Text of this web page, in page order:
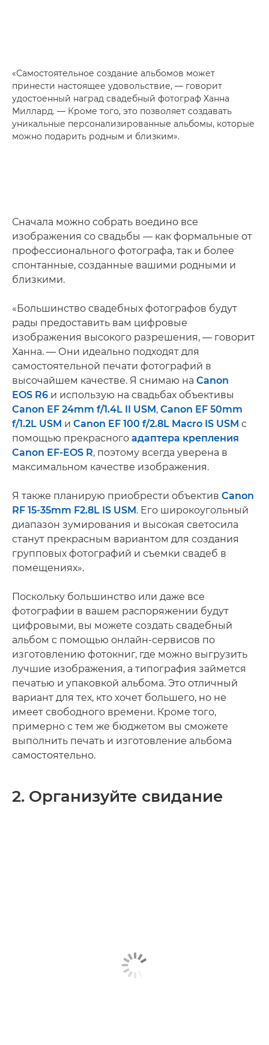
«Самостоятельное создание альбомов может
принести настоящее удовольствие, — говорит
удостоенный наград свадебный фотограф Ханна
Миллард. — Кроме того, это позволяет создавать
уникальные персонализированные альбомы, которые
можно подарить родным и близким».
Сначала можно собрать воедино все
изображения со свадьбы — как формальные от
профессионального фотографа, так и более
спонтанные, созданные вашими родными и
близкими.
«Большинство свадебных фотографов будут
рады предоставить вам цифровые
изображения высокого разрешения, — говорит
Ханна. — Они идеально подходят для
самостоятельной печати фотографий в
высочайшем качестве. Я снимаю на Canon
EOS R6 и использую на свадьбах объективы
Canon EF 24mm f/1.4L II USM, Canon EF 50mm
f/1.2L USM и Canon EF 100 f/2.8L Macro IS USM с
помощью прекрасного адаптера крепления
Canon EF-EOS R, поэтому всегда уверена в
максимальном качестве изображения.
Я также планирую приобрести объектив Canon
RF 15-35mm F2.8L IS USM. Его широкоугольный
диапазон зумирования и высокая светосила
станут прекрасным вариантом для создания
групповых фотографий и съемки свадеб в
помещениях».
Поскольку большинство или даже все
фотографии в вашем распоряжении будут
цифровыми, вы можете создать свадебный
альбом с помощью онлайн-сервисов по
изготовлению фотокниг, где можно выгрузить
лучшие изображения, а типография займется
печатью и упаковкой альбома. Это отличный
вариант для тех, кто хочет большего, но не
имеет свободного времени. Кроме того,
примерно с тем же бюджетом вы сможете
выполнить печать и изготовление альбома
самостоятельно.
2. Организуйте свидание